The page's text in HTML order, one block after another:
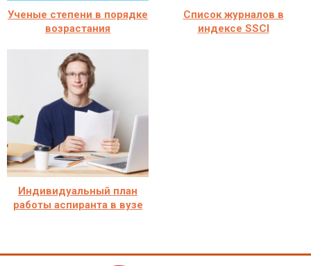
Ученые степени в порядке
возрастания
Список журналов в
индексе SSCI
Индивидуальный план
работы аспиранта в вузе